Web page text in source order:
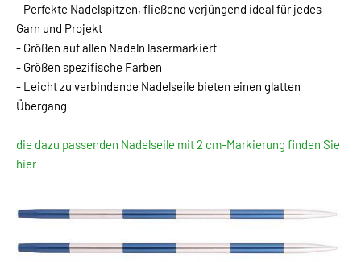
- Perfekte Nadelspitzen, fließend verjüngend ideal für jedes
Garn und Projekt
- Größen auf allen Nadeln lasermarkiert
- Größen spezifische Farben
- Leicht zu verbindende Nadelseile bieten einen glatten
Übergang
die dazu passenden Nadelseile mit 2 cm-Markierung finden Sie
hier